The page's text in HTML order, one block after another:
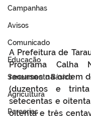
Campanhas
Avisos
Comunicado
Educação
Saneamento Básico
Agricultura
Parcerias
A Prefeitura de
Programa Calha
recursos na ordem
(duzentos e
setecentas e
oitenta e três